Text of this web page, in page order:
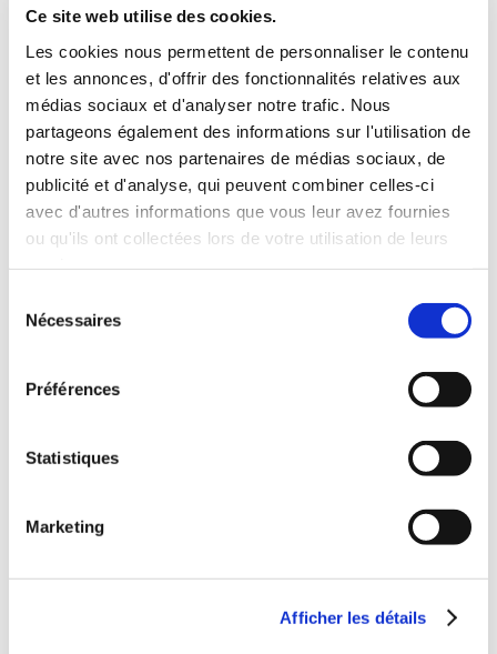
Ce site web utilise des cookies.
Les cookies nous permettent de personnaliser le contenu
et les annonces, d'offrir des fonctionnalités relatives aux
médias sociaux et d'analyser notre trafic. Nous
partageons également des informations sur l'utilisation de
notre site avec nos partenaires de médias sociaux, de
publicité et d'analyse, qui peuvent combiner celles-ci
avec d'autres informations que vous leur avez fournies
ou qu'ils ont collectées lors de votre utilisation de leurs
Nécessaires
Préférences
Statistiques
Marketing
Afficher les détails
LES GONES
Romans
10€00
LA RENOMEE
Romans
19€99
EXTINCTION DES